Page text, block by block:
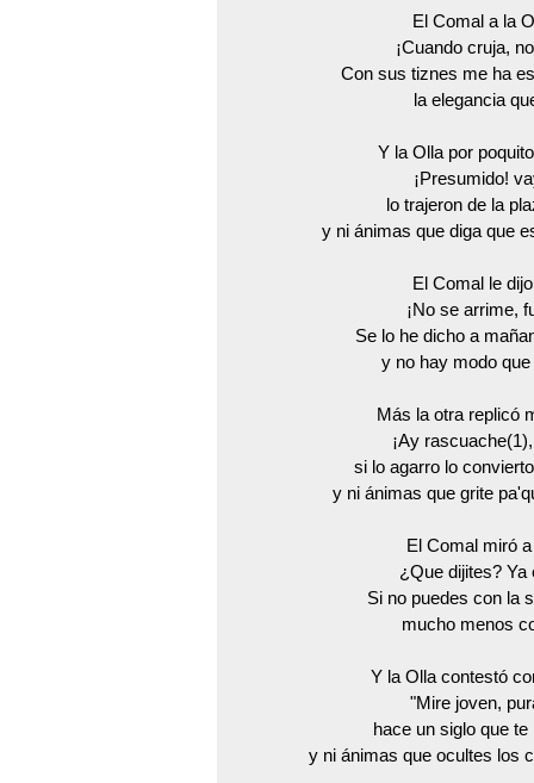
El Comal a la
¡Cuando cruja,
Con sus tiznes me ha
la elegancia
Y la Olla por
¡Presumido!
lo trajeron de la
y ni ánimas que diga que
El Comal le
¡No se arrime,
Se lo he dicho a
y no hay modo
Más la otra replicó
¡Ay
si lo agarro lo
y ni ánimas que grite
El Comal miró
¿Que dijites? Ya
Si no puedes con la
mucho menos
Y la Olla contestó
"Mire joven,
hace un siglo que
y ni ánimas que ocultes los